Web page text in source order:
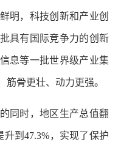
明，科技创新和产业创
具有国际竞争力的创新
息等一批世界级产业集
骨更壮、动力更强。
时，地区生产总值翻
到47.3%，实现了保护